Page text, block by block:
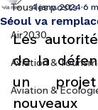
Tous les posts
Air2030
Aviation &
Aviation &
Séoul va
4 janv. 2024 6
Les
de la
un